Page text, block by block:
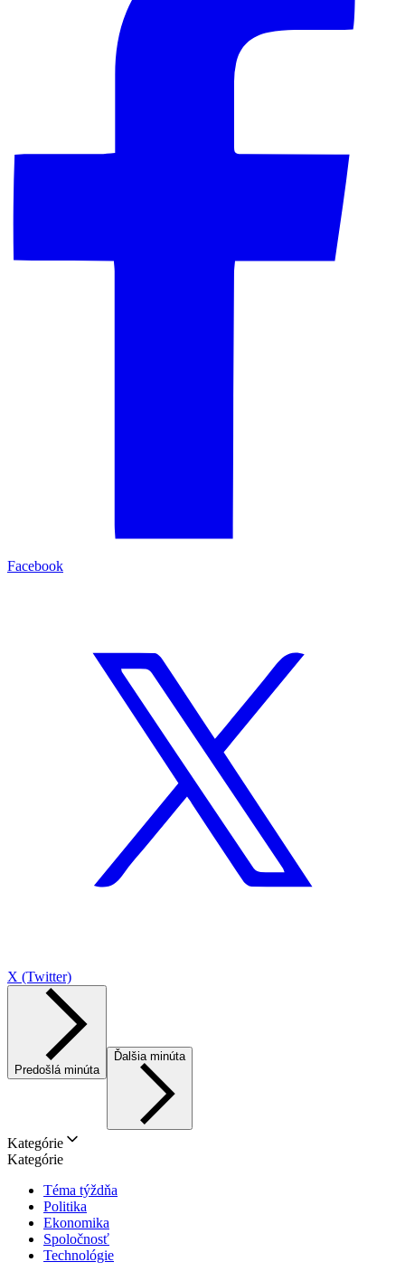
Facebook
X (Twitter)
Predošlá minúta
Ďalšia minúta
Kategórie
Kategórie
Téma týždňa
Politika
Ekonomika
Spoločnosť
Technológie